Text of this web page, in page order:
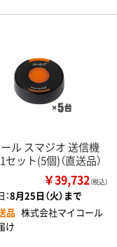
ル スマジオ 送信機
セット(5個)（直送品）
￥39,732（税込）
8月25日（火）まで
品 株式会社マイコール
け